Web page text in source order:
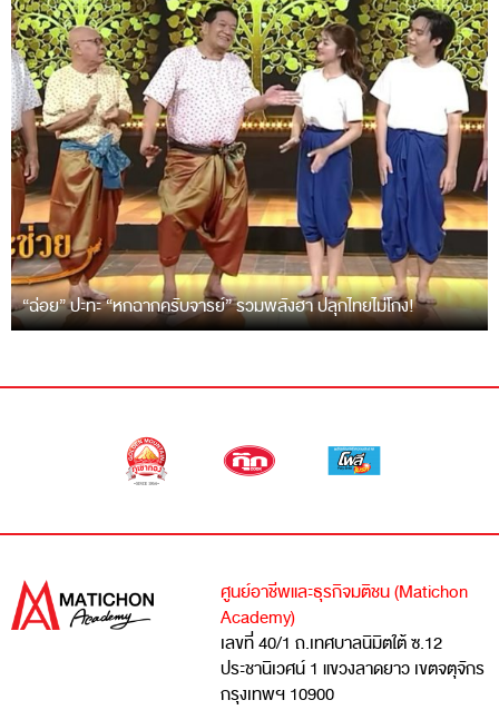
“ฉ่อย” ปะทะ “หกฉากครับจารย์” รวมพลังฮา ปลุกไทยไม่โกง!
ศูนย์อาชีพและธุรกิจมติชน (Matichon
Academy)
เลขที่ 40/1 ถ.เทศบาลนิมิตใต้ ซ.12
ประชานิเวศน์ 1 แขวงลาดยาว เขตจตุจักร
กรุงเทพฯ 10900